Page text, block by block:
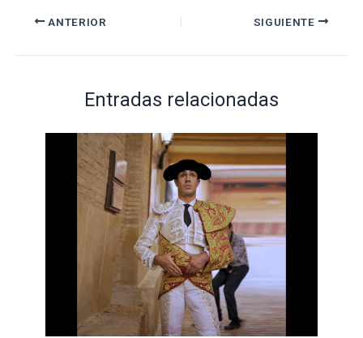
ANTERIOR SIGUIENTE
Entradas relacionadas